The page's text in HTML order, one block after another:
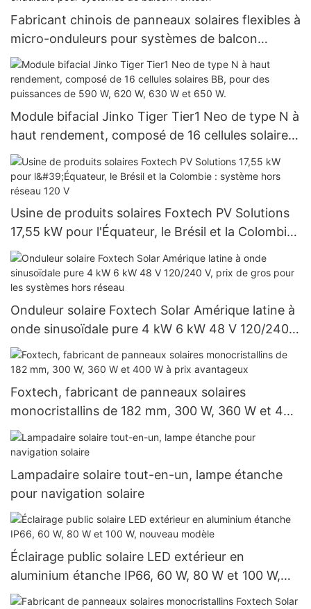
Fabricant chinois de panneaux solaires flexibles à
micro-onduleurs pour systèmes de balcon
Foxtech
Module bifacial Jinko Tiger Tier1 Neo de type N à
haut rendement, composé de 16 cellules solaires
BB, pour des puissances de 590 W, 620 W, 630 W
et 650 W.
Usine de produits solaires Foxtech PV Solutions
17,55 kW pour l'Équateur, le Brésil et la Colombie :
système hors réseau 120 V
Onduleur solaire Foxtech Solar Amérique latine à
onde sinusoïdale pure 4 kW 6 kW 48 V 120/240
V, prix de gros pour les systèmes hors réseau
Foxtech, fabricant de panneaux solaires
monocristallins de 182 mm, 300 W, 360 W et 400
W à prix avantageux
Lampadaire solaire tout-en-un, lampe étanche
pour navigation solaire
Éclairage public solaire LED extérieur en
aluminium étanche IP66, 60 W, 80 W et 100 W,
nouveau modèle